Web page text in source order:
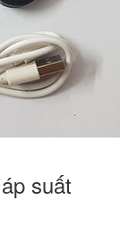
suất